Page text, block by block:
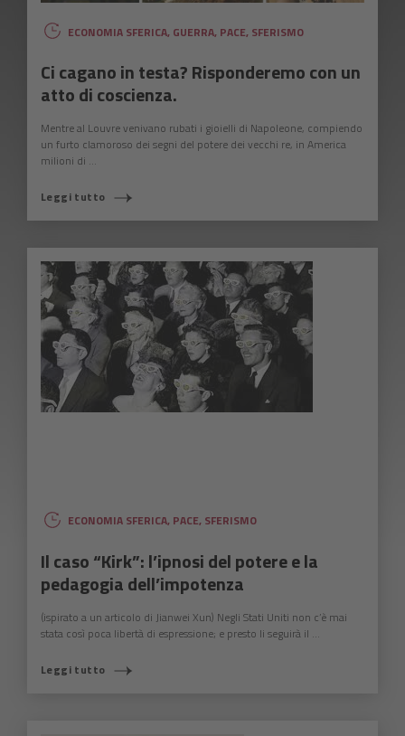
ECONOMIA SFERICA, GUERRA, PACE, SFERISMO
Ci cagano in testa? Risponderemo con un
atto di coscienza.
Mentre al Louvre venivano rubati i gioielli di Napoleone, compiendo
un furto clamoroso dei segni del potere dei vecchi re, in America
milioni di ...
Leggi tutto
ECONOMIA SFERICA, PACE, SFERISMO
Il caso “Kirk”: l’ipnosi del potere e la
pedagogia dell’impotenza
(ispirato a un articolo di Jianwei Xun) Negli Stati Uniti non c’è mai
stata così poca libertà di espressione; e presto li seguirà il ...
Leggi tutto